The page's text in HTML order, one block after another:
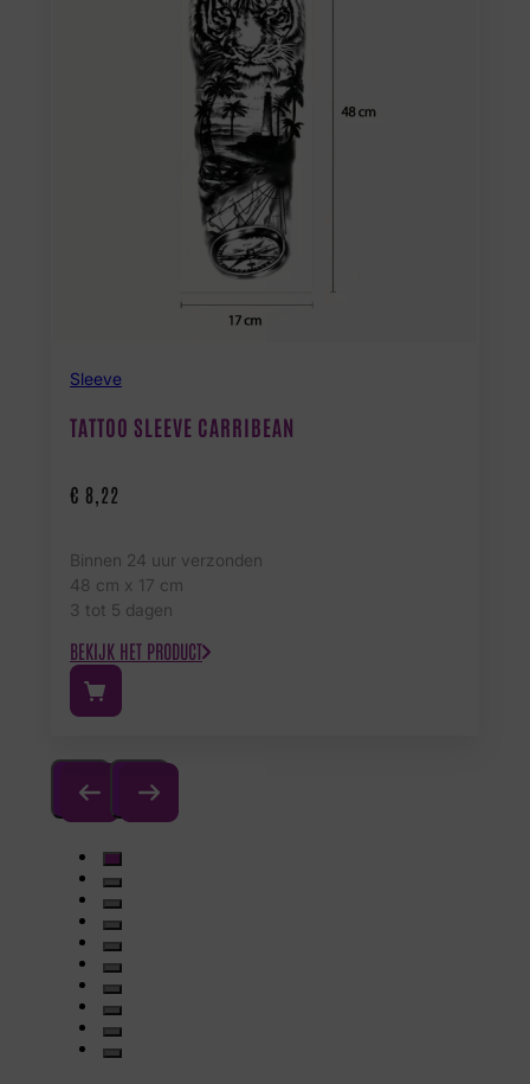
Sleeve
TATTOO SLEEVE CARRIBEAN
€ 8,22
Binnen 24 uur verzonden
48 cm x 17 cm
3 tot 5 dagen
BEKIJK HET PRODUCT